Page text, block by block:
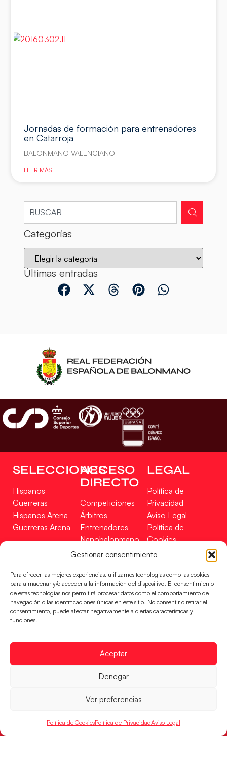
Gestionar consentimiento
Para ofrecer las mejores experiencias, utilizamos tecnologías como las cookies
para almacenar y/o acceder a la información del dispositivo. El consentimiento
de estas tecnologías nos permitirá procesar datos como el comportamiento de
navegación o las identificaciones únicas en este sitio. No consentir o retirar el
consentimiento, puede afectar negativamente a ciertas características y
funciones.
Aceptar
Denegar
Ver preferencias
Política de CookiesPolítica de PrivacidadAviso Legal
Jornadas de formación para entrenadores
en Catarroja
BALONMANO VALENCIANO
LEER MÁS
Categorías
Últimas entradas
SELECCIONES
Hispanos
Guerreras
Hispanos Arena
Guerreras Arena
ACCESO
DIRECTO
Competiciones
Árbitros
Entrenadores
Nanobalonmano
Tienda
LEGAL
Política de
Privacidad
Aviso Legal
Política de
Cookies
Mapa Web
Incidencias
CONTACTO
EN
FINANCIADO
RFEBM © 2024. Todos los derechos reservados –
Desarrollado por